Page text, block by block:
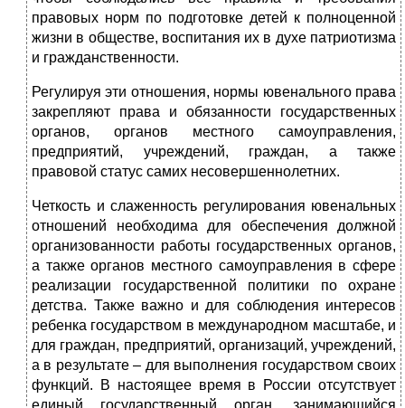
правовых норм по подготовке детей к полноценной
жизни в обществе, воспитания их в духе патриотизма
и гражданственности.
Регулируя эти отношения, нормы ювенального права
закрепляют права и обязанности государственных
органов, органов местного самоуправления,
предприятий, учреждений, граждан, а также
правовой статус самих несовершеннолетних.
Четкость и слаженность регулирования ювенальных
отношений необходима для обеспечения должной
организованности работы государственных органов,
а также органов местного самоуправления в сфере
реализации государственной политики по охране
детства. Также важно и для соблюдения интересов
ребенка государством в международном масштабе, и
для граждан, предприятий, организаций, учреждений,
а в результате – для выполнения государством своих
функций. В настоящее время в России отсутствует
единый государственный орган, занимающийся